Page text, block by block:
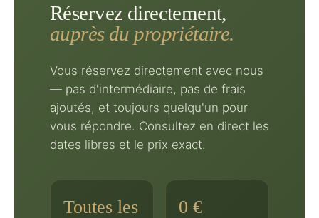
Réservez directement,
auprès du propriétaire.
Vous réservez directement avec nous
— pas d'intermédiaire, pas de frais
ajoutés, et toujours quelqu'un pour
vous répondre. Consultez en direct les
dates libres et le prix exact.
Toutes les
0 €